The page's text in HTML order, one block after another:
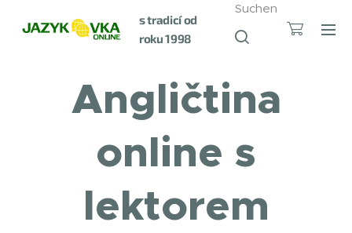
s tradicí od
roku 1998
Suchen
Angličtina
online s
lektorem